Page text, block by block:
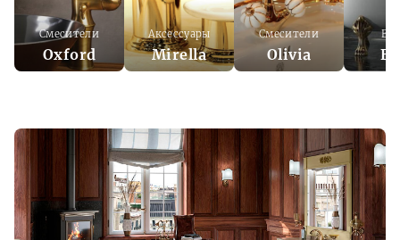
Смесители
Oxford
Аксессуары
Mirella
Смесители
Olivia